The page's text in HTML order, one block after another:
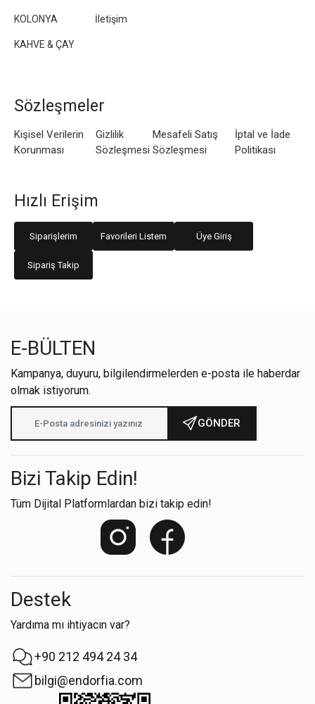
KOLONYA
KAHVE & ÇAY
İletişim
Sözleşmeler
Kişisel Verilerin
Korunması
Gizlilik
Sözleşmesi
Mesafeli Satış
Sözleşmesi
İptal ve İade
Politikası
Hızlı Erişim
Siparişlerim Favorileri Listem Üye Giriş
Sipariş Takip
E-BÜLTEN
Kampanya, duyuru, bilgilendirmelerden e-posta ile haberdar
olmak istiyorum.
GÖNDER
Bizi Takip Edin!
Tüm Dijital Platformlardan bizi takip edin!
Destek
Yardıma mı ihtiyacın var?
+90 212 494 24 34
bilgi@endorfia.com